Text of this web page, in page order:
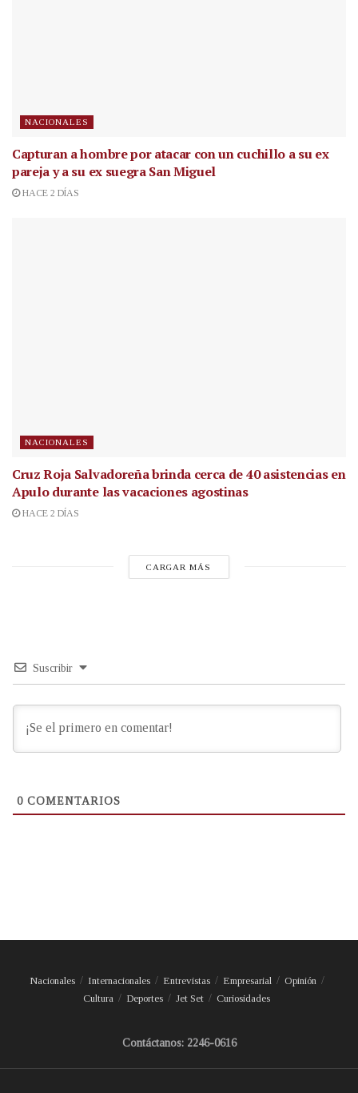
NACIONALES
Capturan a hombre por atacar con un cuchillo a su ex
pareja y a su ex suegra San Miguel
HACE 2 DÍAS
NACIONALES
Cruz Roja Salvadoreña brinda cerca de 40 asistencias en
Apulo durante las vacaciones agostinas
HACE 2 DÍAS
CARGAR MÁS
Suscribir
0 COMENTARIOS
Nacionales Internacionales Entrevistas Empresarial
Opinión
Cultura
Deportes Jet Set Curiosidades
Contáctanos: 2246-0616